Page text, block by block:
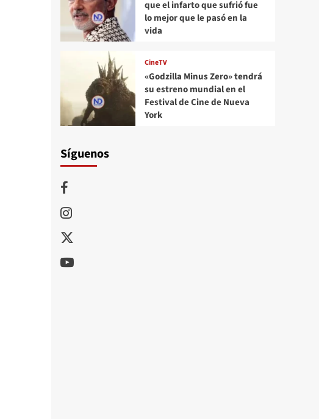
que el infarto que sufrió fue
lo mejor que le pasó en la
vida
CineTV
«Godzilla Minus Zero» tendrá
su estreno mundial en el
Festival de Cine de Nueva
York
Síguenos